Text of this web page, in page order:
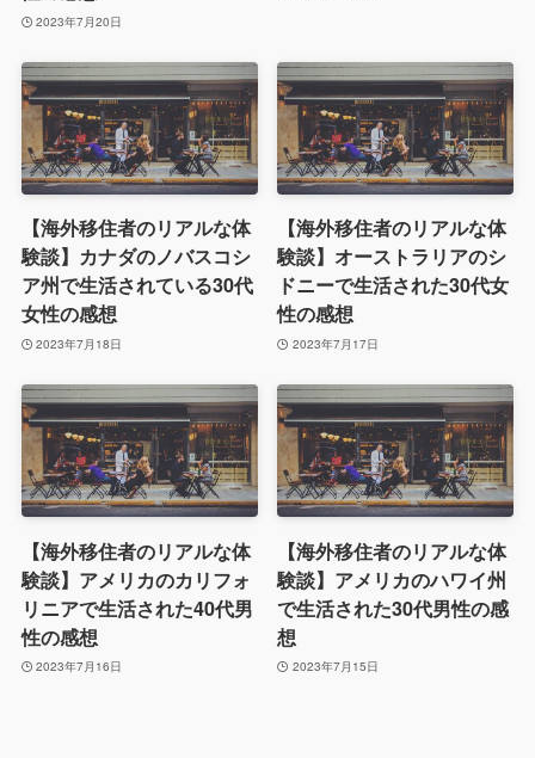
2023年7月20日
【海外移住者のリアルな体
験談】カナダのノバスコシ
ア州で生活されている30代
女性の感想
2023年7月18日
【海外移住者のリアルな体
験談】オーストラリアのシ
ドニーで生活された30代女
性の感想
2023年7月17日
【海外移住者のリアルな体
験談】アメリカのカリフォ
リニアで生活された40代男
性の感想
2023年7月16日
【海外移住者のリアルな体
験談】アメリカのハワイ州
で生活された30代男性の感
想
2023年7月15日